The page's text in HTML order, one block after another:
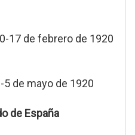
17 de febrero de 1920
de mayo de 1920
de España